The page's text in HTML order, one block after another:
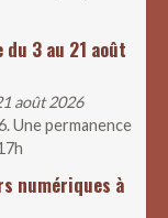
3 au 21 août
août 2026
Une permanence
numériques à